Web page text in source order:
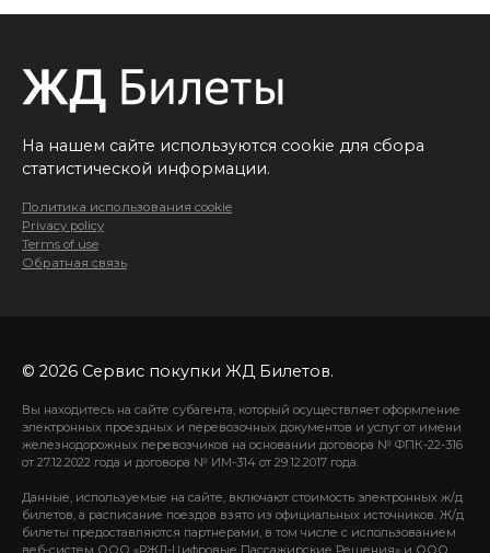
На нашем сайте используются cookie для сбора
статистической информации.
Политика использования cookie
Privacy policy
Terms of use
Обратная связь
© 2026 Сервис покупки ЖД Билетов.
Вы находитесь на сайте субагента, который осуществляет оформление
электронных проездных и перевозочных документов и услуг от имени
железнодорожных перевозчиков на основании договора № ФПК-22-316
от 27.12.2022 года и договора № ИМ-314 от 29.12.2017 года.
Данные, используемые на сайте, включают стоимость электронных ж/д
билетов, а расписание поездов взято из официальных источников. Ж/д
билеты предоставляются партнерами, в том числе с использованием
веб-систем ООО «РЖД-Цифровые Пассажирские Решения» и ООО